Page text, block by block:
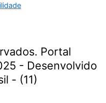
Portal
- Desenvolvido
- (11)